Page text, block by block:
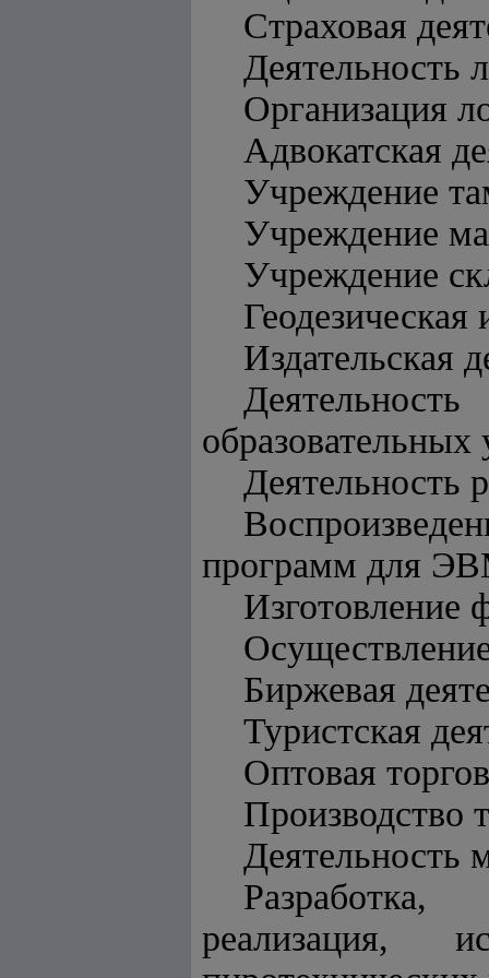
Страховая
Деятельность
Организация
Адвокатская
Учреждение
Учреждение
Учреждение
Геодезическая
Издательская
образовательных
Деятельность
программ для
Изготовление
Биржевая
Туристская
Оптовая
Производство
Деятельность
Разработка,
реализация,